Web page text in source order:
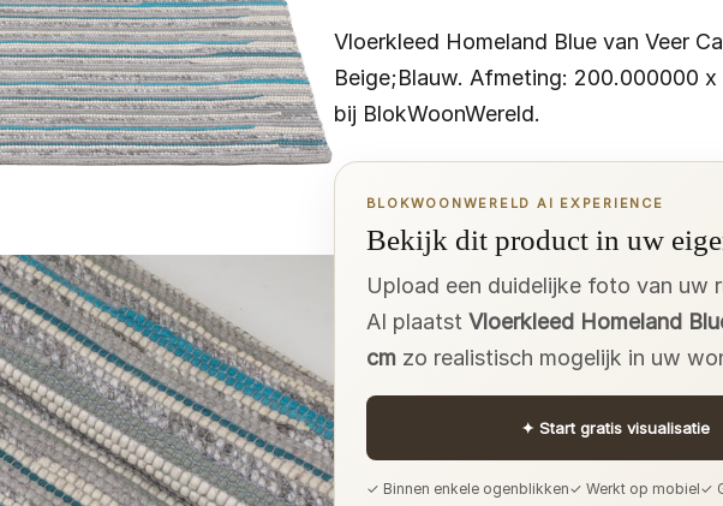
Vloerkleed Homeland Blue van Veer
Beige;Blauw. Afmeting: 200.000000
bij BlokWoonWereld.
BLOKWOONWERELD AI EXPERIENCE
Bekijk dit product in uw
Upload een duidelijke foto van uw
AI plaatst Vloerkleed Homeland
cmzo realistisch mogelijk in uw
✦ Start gratis visualisatie
✓ Binnen enkele ogenblikken✓ Werkt op mobiel✓